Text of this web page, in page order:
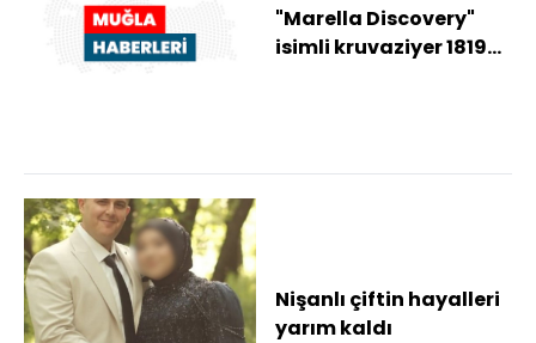
"Marella Discovery"
isimli kruvaziyer 1819
Nişanlı çiftin hayalleri
yarım kaldı